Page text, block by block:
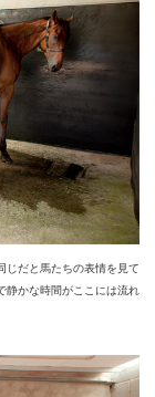
じだと馬たちの表情を見て
静かな時間がここには流れ